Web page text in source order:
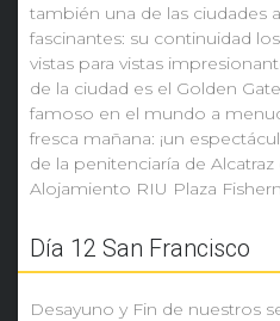
también una de las ciudades
fascinantes: su continuidad
vistas para vistas
de la ciudad es el Golden
famoso en el mundo a
fresca mañana: ¡un
de la penitenciaría de
Alojamiento RIU Plaza
Día 12 San Francisco
Desayuno y Fin de nuestros